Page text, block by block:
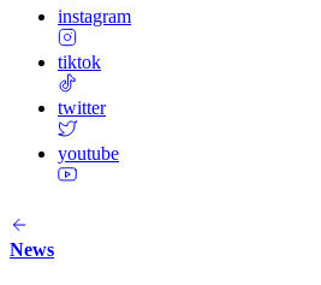
instagram
tiktok
twitter
youtube
News